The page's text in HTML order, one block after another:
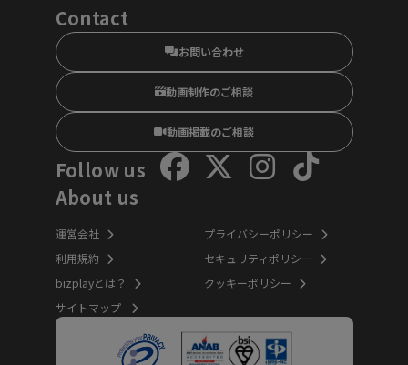
Contact
お問い合わせ
動画制作のご相談
動画掲載のご相談
Follow us
About us
運営会社
利用規約
bizplayとは？
サイトマップ
プライバシーポリシー
セキュリティポリシー
クッキーポリシー